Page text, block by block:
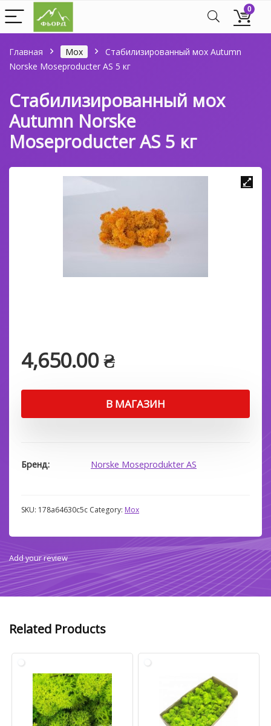
0
Главная Мох
Стабилизированный мох Autumn
Norske Moseproducter AS 5 кг
Стабилизированный мох
Autumn Norske
Moseproducter AS 5 кг
4,650.00₴
В МАГАЗИН
Бренд Norske Moseprodukter AS
SKU: 178a64630c5c Category: Мох
Add your review
Related Products